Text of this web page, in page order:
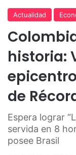
Actualidad
historia:
de
Espera lograr
servida en 8
posee Brasil